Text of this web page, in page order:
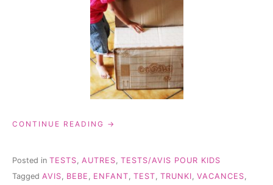
CONTINUE READING « TRUNKI:
DE
SUPER
Posted in TESTS AUTRES TESTS/AVIS POUR KIDS
Tagged AVIS, BEBE , ENFANT, TEST, TRUNKI, VACANCES,